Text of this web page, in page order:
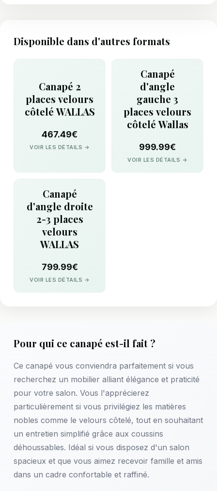
Disponible dans d'autres formats
Canapé 2
places velours
côtelé WALLAS
467.49€
VOIR LES DÉTAILS →
Canapé
d'angle
gauche 3
places velours
côtelé Wallas
999.99€
VOIR LES DÉTAILS →
Canapé
d'angle droite
2-3 places
velours
WALLAS
799.99€
VOIR LES DÉTAILS →
Pour qui ce canapé est-il fait ?
Ce canapé vous conviendra parfaitement si vous
recherchez un mobilier alliant élégance et praticité
pour votre salon. Vous l'apprécierez
particulièrement si vous privilégiez les matières
nobles comme le velours côtelé, tout en souhaitant
un entretien simplifié grâce aux coussins
déhoussables. Idéal si vous disposez d'un salon
spacieux et que vous aimez recevoir famille et amis
dans un cadre confortable et raffiné.